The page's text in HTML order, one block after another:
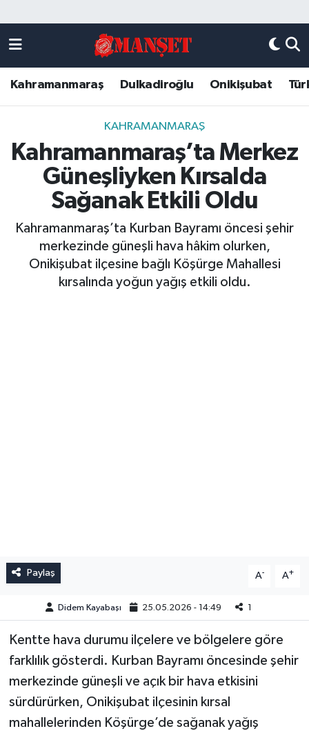
Kahramanmaraş Dulkadiroğlu Onikişubat
KAHRAMANMARAŞ
Kahramanmaraş’ta Merkez
Güneşliyken Kırsalda
Sağanak Etkili Oldu
Kahramanmaraş’ta Kurban Bayramı öncesi şehir
merkezinde güneşli hava hâkim olurken,
Onikişubat ilçesine bağlı Köşürge Mahallesi
kırsalında yoğun yağış etkili oldu.
Paylaş A- A+
Didem Kayabaşı 25.05.2026 - 14:49 1
Kentte hava durumu ilçelere ve bölgelere göre
farklılık gösterdi. Kurban Bayramı öncesinde şehir
merkezinde güneşli ve açık bir hava etkisini
sürdürürken, Onikişubat ilçesinin kırsal
mahallelerinden Köşürge’de sağanak yağış
DULKADİROĞLU
KAHRAMANMARAŞ
ONİKİŞUBAT
ÖZEL HABER
Künye
Kahramanmaraş Nöbetçi Eczaneler
Kahramanmaraş Hava Durumu
Kahramanmaraş Trafik Yoğunluk Haritası
Süper Lig Puan Durumu ve Fikstür
Tüm Manşetler
Son Dakika Haberleri
Haber Arşivi